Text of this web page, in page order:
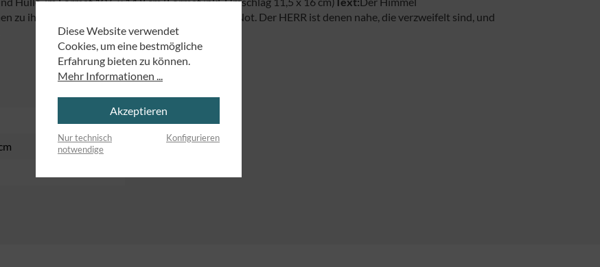
zu ihm rufen, hört er sie und rettet sie aus jeder Not. Der HERR ist denen nahe, die verzweifelt sind, und
Diese Website verwendet
Cookies, um eine bestmögliche
Erfahrung bieten zu können.
Mehr Informationen ...
Akzeptieren
Nur technisch
notwendige
Konfigurieren